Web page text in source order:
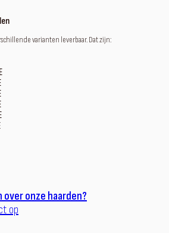
varianten leverbaar. Dat zijn:
onze haarden?
op